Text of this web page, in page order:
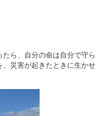
ら、自分の命は自分で守ら
災害が起きたときに生かせ